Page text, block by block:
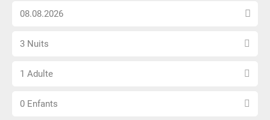
n\'est
accessible
Choisissez
date
Sélectionnez
nombre
nuits
3 Nuits
Choisissez
nombre
1 Adulte
Choisissez
0 Enfants